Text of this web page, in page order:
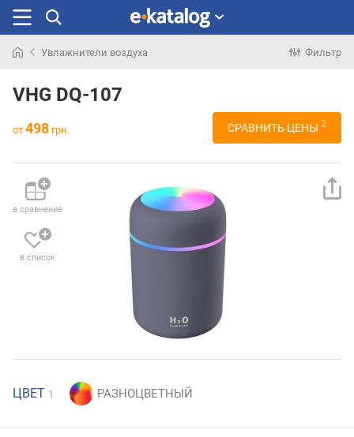
раньше
Увлажнители воздуха Фильтр
VHG DQ-107
от 498 грн. СРАВНИТЬ ЦЕНЫ 2
в сравнение
в список
ЦВЕТ 1